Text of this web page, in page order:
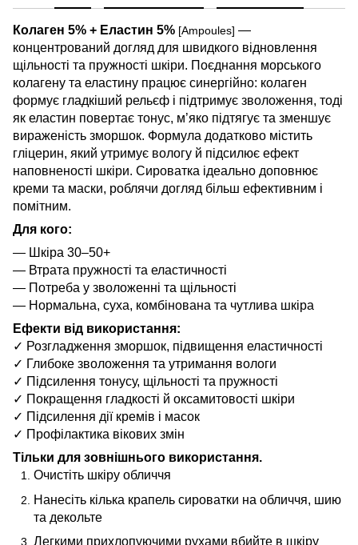
Колаген 5% + Еластин 5% [Ampoules] —
концентрований догляд для швидкого відновлення
щільності та пружності шкіри. Поєднання морського
колагену та еластину працює синергійно: колаген
формує гладкіший рельєф і підтримує зволоження, тоді
як еластин повертає тонус, м’яко підтягує та зменшує
вираженість зморшок. Формула додатково містить
гліцерин, який утримує вологу й підсилює ефект
наповненості шкіри. Сироватка ідеально доповнює
креми та маски, роблячи догляд більш ефективним і
помітним.
Для кого:
— Шкіра 30–50+
— Втрата пружності та еластичності
— Потреба у зволоженні та щільності
— Нормальна, суха, комбінована та чутлива шкіра
Ефекти від використання:
✓ Розгладження зморшок, підвищення еластичності
✓ Глибоке зволоження та утримання вологи
✓ Підсилення тонусу, щільності та пружності
✓ Покращення гладкості й оксамитовості шкіри
✓ Підсилення дії кремів і масок
✓ Профілактика вікових змін
Тільки для зовнішнього використання.
Очистіть шкіру обличчя
Нанесіть кілька крапель сироватки на обличчя, шию
та декольте
Легкими прихлопуючими рухами вбийте в шкіру